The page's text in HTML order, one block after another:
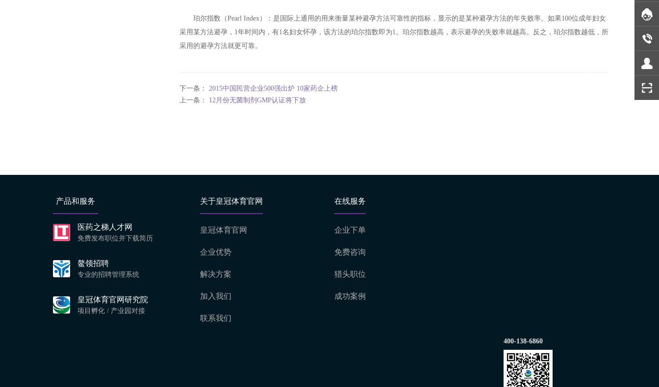
珀尔指数（Pearl Index）：是国际上通用的用来衡量某种避孕方法可靠性的指标，显示的是某种避孕方法的年失败率。如果100位成年妇女
采用某方法避孕，1年时间内，有1名妇女怀孕，该方法的珀尔指数即为1。珀尔指数越高，表示避孕的失败率就越高。反之，珀尔指数越低，所
采用的避孕方法就更可靠。
下一条： 2015中国民营企业500强出炉 10家药企上榜
上一条： 12月份无菌制剂GMP认证将下放
产品和服务
医药之梯人才网
免费发布职位并下载简历
鳌领招聘
专业的招聘管理系统
皇冠体育官网研究院
项目孵化 / 产业园对接
关于皇冠体育官网
皇冠体育官网
企业优势
解决方案
加入我们
联系我们
在线服务
企业下单
免费咨询
猎头职位
成功案例
400-138-6860